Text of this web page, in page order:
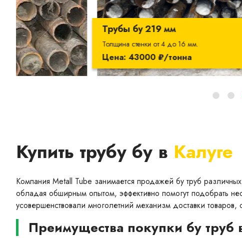
Трубы бу 219 мм
Толщина стенки от 4 до 16 мм.
Цена: 43000 ₽/тонна
Купить трубу бу в Калуге
Компания Metall Tube занимается продажей бу труб
обладая обширным опытом, эффективно помогут подобрать
усовершенствовали многолетний механизм доставки
Преимущества покупки бу